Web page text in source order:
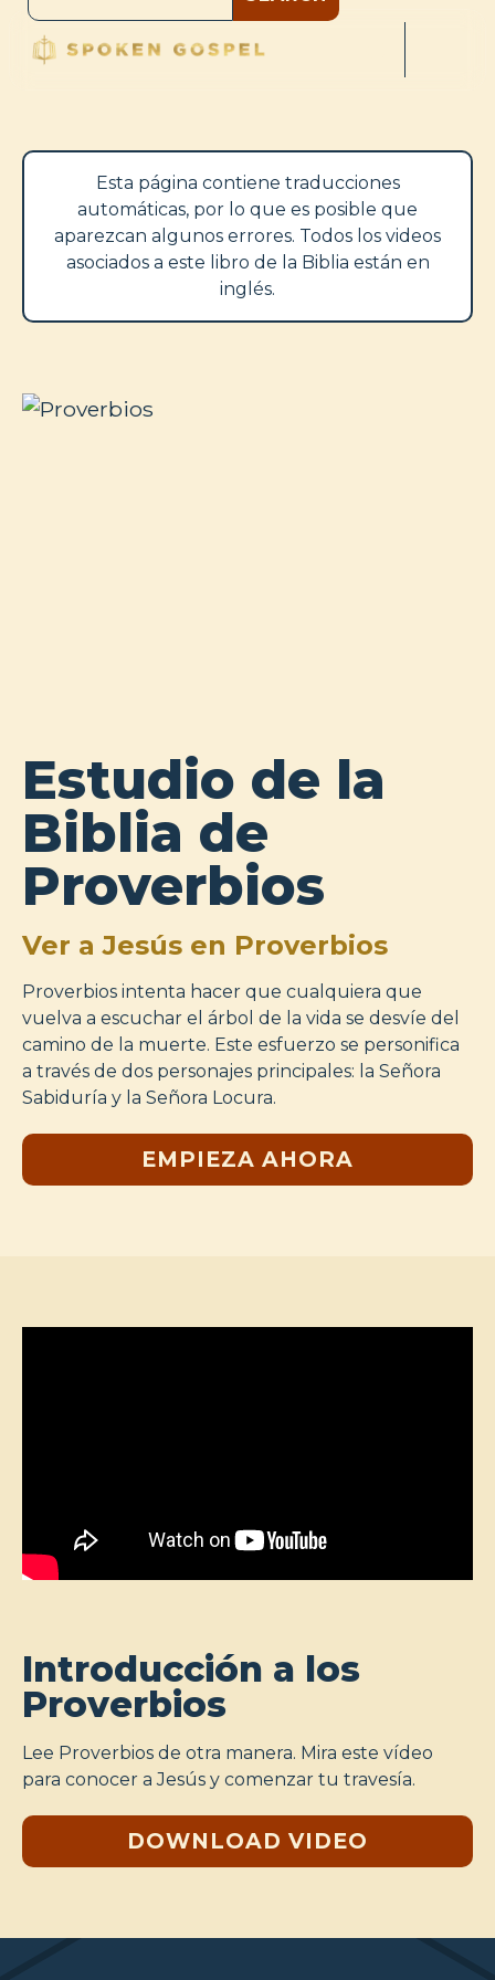
Esta página contiene traducciones
automáticas, por lo que es posible que
aparezcan algunos errores. Todos los videos
asociados a este libro de la Biblia están en
inglés.
Estudio de la
Biblia de
Proverbios
Ver a Jesús en Proverbios
Proverbios intenta hacer que cualquiera que
vuelva a escuchar el árbol de la vida se desvíe del
camino de la muerte. Este esfuerzo se personifica
a través de dos personajes principales: la Señora
Sabiduría y la Señora Locura.
EMPIEZA AHORA
Introducción a los
Proverbios
Lee Proverbios de otra manera. Mira este vídeo
para conocer a Jesús y comenzar tu travesía.
DOWNLOAD VIDEO